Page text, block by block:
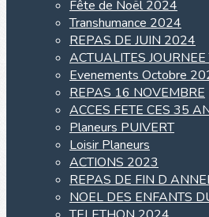
Fête de Noël 2024
Transhumance 2024
REPAS DE JUIN 2024
ACTUALITES
Evenements Octobre
REPAS 16 NOVEMBRE
ACCES FETE CES 35
Planeurs PUIVERT
Loisir Planeurs
ACTIONS 2023
REPAS DE FIN D
NOEL DES ENFANTS